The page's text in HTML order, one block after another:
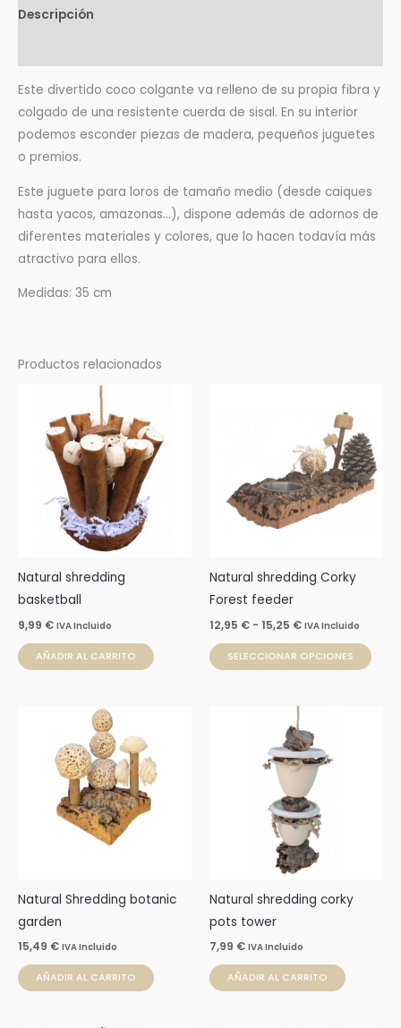
Descripción
Este divertido coco colgante va relleno de su propia fibra y
colgado de una resistente cuerda de sisal. En su interior
podemos esconder piezas de madera, pequeños juguetes
o premios.
Este juguete para loros de tamaño medio (desde caiques
hasta yacos, amazonas…), dispone además de adornos de
diferentes materiales y colores, que lo hacen todavía más
atractivo para ellos.
Medidas: 35 cm
Productos relacionados
Natural shredding
basketball
9,99 € IVA Incluido
AÑADIR AL CARRITO
Natural shredding Corky
Forest feeder
12,95 € - 15,25 €
precios:
desde
12,95 €
hasta
15,25 €
IVA Incluido
SELECCIONAR OPCIONES
Natural Shredding botanic
garden
15,49 € IVA Incluido
AÑADIR AL CARRITO
Natural shredding corky
pots tower
7,99 € IVA Incluido
AÑADIR AL CARRITO